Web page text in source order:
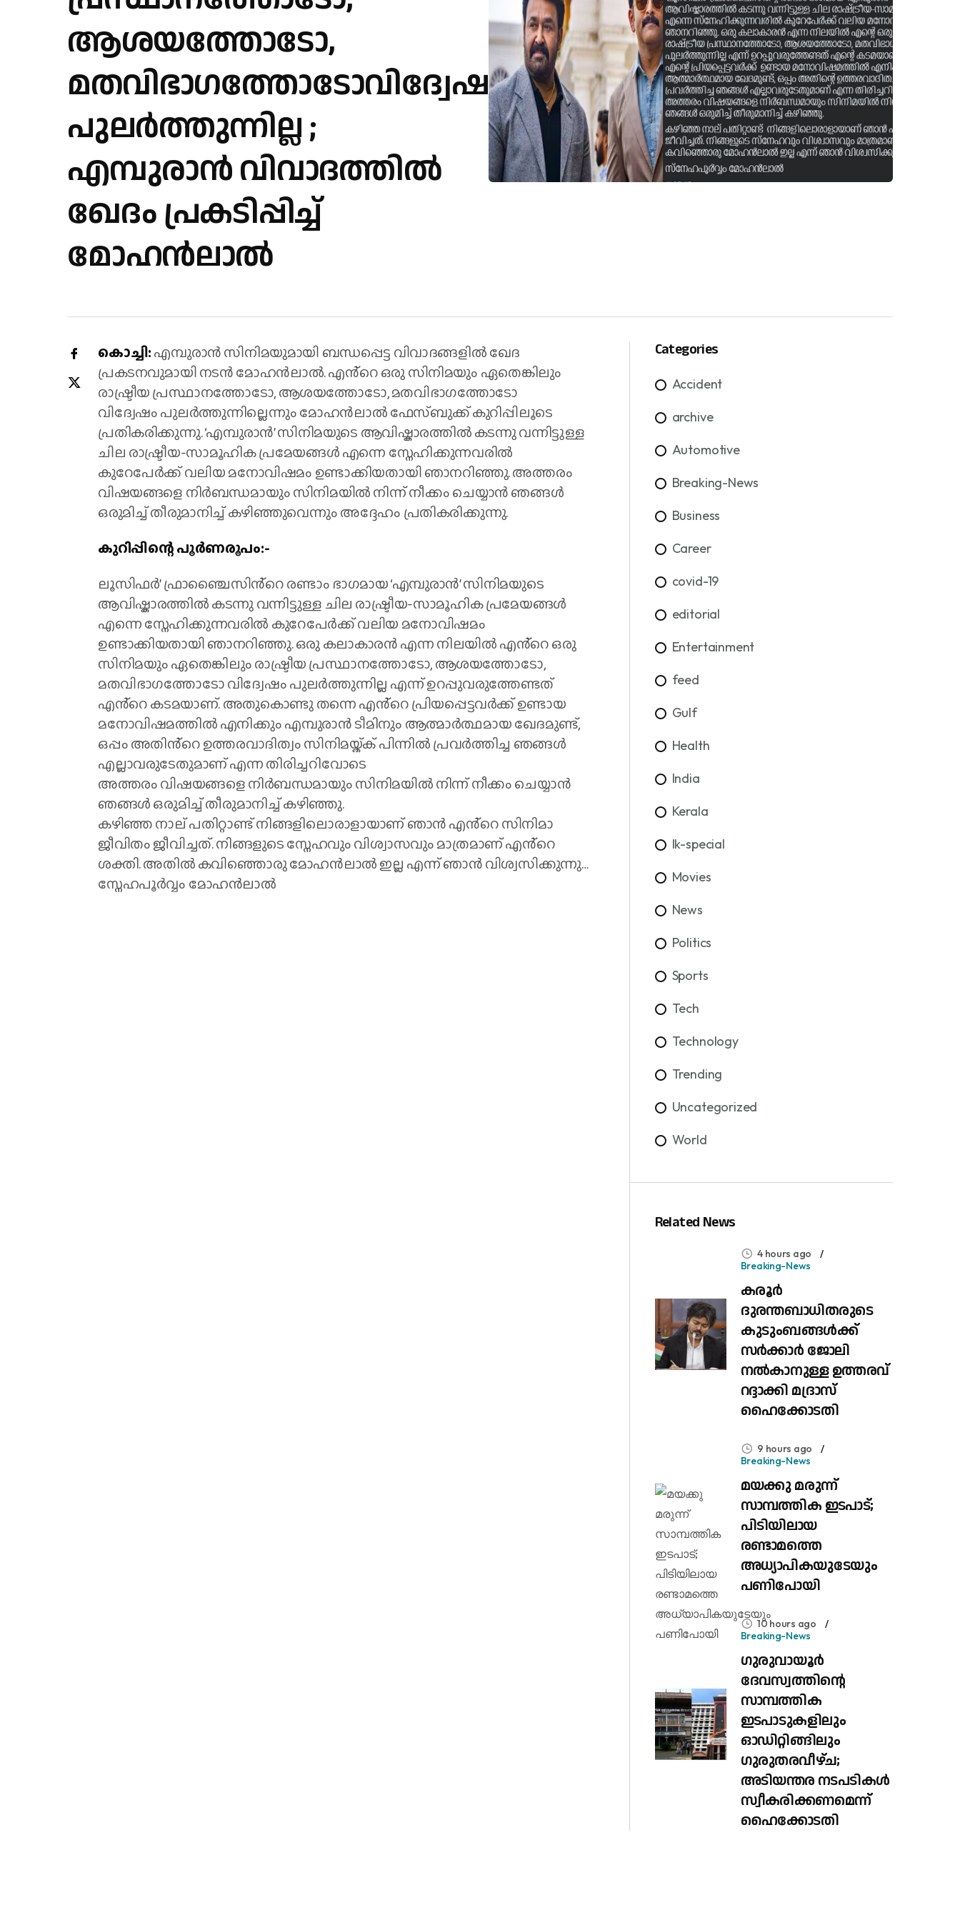
ആശയത്തോടോ,
മതവിഭാഗത്തോടോവിദ്വേഷം
പുലർത്തുന്നില്ല ;
എമ്പുരാൻ വിവാദത്തിൽ
ഖേദം പ്രകടിപ്പിച്ച്
മോഹൻലാൽ
കൊച്ചി:എമ്പുരാൻ സിനിമയുമായി ബന്ധപ്പെട്ട വിവാദങ്ങളിൽ ഖേദ
പ്രകടനവുമായി നടൻ മോഹൻലാൽ. എൻ്റെ ഒരു സിനിമയും ഏതെങ്കിലും
രാഷ്ട്രീയ പ്രസ്ഥാനത്തോടോ, ആശയത്തോടോ, മതവിഭാഗത്തോടോ
വിദ്വേഷം പുലർത്തുന്നില്ലെന്നും മോഹൻലാൽ ഫേസ്ബുക്ക് കുറിപ്പിലൂടെ
പ്രതികരിക്കുന്നു. ‘എമ്പുരാൻ’ സിനിമയുടെ ആവിഷ്കാരത്തിൽ കടന്നു വന്നിട്ടുള്ള
ചില രാഷ്ട്രീയ-സാമൂഹിക പ്രമേയങ്ങൾ എന്നെ സ്നേഹിക്കുന്നവരിൽ
കുറേപേർക്ക് വലിയ മനോവിഷമം ഉണ്ടാക്കിയതായി ഞാനറിഞ്ഞു. അത്തരം
വിഷയങ്ങളെ നിർബന്ധമായും സിനിമയിൽ നിന്ന് നീക്കം ചെയ്യാൻ ഞങ്ങൾ
ഒരുമിച്ച് തീരുമാനിച്ച് കഴിഞ്ഞുവെന്നും അദ്ദേഹം പ്രതികരിക്കുന്നു.
കുറിപ്പിന്റെ പൂർണരൂപം:-
ലൂസിഫർ’ ഫ്രാഞ്ചൈസിൻ്റെ രണ്ടാം ഭാഗമായ ‘എമ്പുരാൻ’ സിനിമയുടെ
ആവിഷ്കാരത്തിൽ കടന്നു വന്നിട്ടുള്ള ചില രാഷ്ട്രീയ-സാമൂഹിക പ്രമേയങ്ങൾ
എന്നെ സ്നേഹിക്കുന്നവരിൽ കുറേപേർക്ക് വലിയ മനോവിഷമം
ഉണ്ടാക്കിയതായി ഞാനറിഞ്ഞു. ഒരു കലാകാരൻ എന്ന നിലയിൽ എൻ്റെ ഒരു
സിനിമയും ഏതെങ്കിലും രാഷ്ട്രീയ പ്രസ്ഥാനത്തോടോ, ആശയത്തോടോ,
മതവിഭാഗത്തോടോ വിദ്വേഷം പുലർത്തുന്നില്ല എന്ന് ഉറപ്പുവരുത്തേണ്ടത്
എൻ്റെ കടമയാണ്. അതുകൊണ്ടു തന്നെ എൻ്റെ പ്രിയപ്പെട്ടവർക്ക് ഉണ്ടായ
മനോവിഷമത്തിൽ എനിക്കും എമ്പുരാൻ ടീമിനും ആത്മാർത്ഥമായ ഖേദമുണ്ട്,
ഒപ്പം അതിൻ്റെ ഉത്തരവാദിത്വം സിനിമയ്ക്ക് പിന്നിൽ പ്രവർത്തിച്ച ഞങ്ങൾ
എല്ലാവരുടേതുമാണ് എന്ന തിരിച്ചറിവോടെ
അത്തരം വിഷയങ്ങളെ നിർബന്ധമായും സിനിമയിൽ നിന്ന് നീക്കം ചെയ്യാൻ
ഞങ്ങൾ ഒരുമിച്ച് തീരുമാനിച്ച് കഴിഞ്ഞു.
കഴിഞ്ഞ നാല് പതിറ്റാണ്ട് നിങ്ങളിലൊരാളായാണ് ഞാൻ എൻ്റെ സിനിമാ
ജീവിതം ജീവിച്ചത്. നിങ്ങളുടെ സ്നേഹവും വിശ്വാസവും മാത്രമാണ് എൻ്റെ
ശക്തി. അതിൽ കവിഞ്ഞൊരു മോഹൻലാൽ ഇല്ല എന്ന് ഞാൻ വിശ്വസിക്കുന്നു…
സ്നേഹപൂർവ്വം മോഹൻലാൽ
Categories
Accident
archive
Automotive
Breaking-News
Business
Career
covid-19
editorial
Entertainment
feed
Gulf
Health
India
Kerala
lk-special
Movies
News
Politics
Sports
Tech
Technology
Trending
Uncategorized
World
Related News
4 hours ago
Breaking-News
കരൂർ
ദുരന്തബാധിതരുടെ
കുടുംബങ്ങൾക്ക്
സർക്കാർ ജോലി
നൽകാനുള്ള ഉത്തരവ്
റദ്ദാക്കി മദ്രാസ്
ഹൈക്കോടതി
9 hours ago
Breaking-News
മയക്കു മരുന്ന്
സാമ്പത്തിക ഇടപാട്;
പിടിയിലായ
രണ്ടാമത്തെ
അധ്യാപികയുടേയും
പണിപോയി
10 hours ago
Breaking-News
ഗുരുവായൂർ
ദേവസ്വത്തിന്റെ
സാമ്പത്തിക
ഇടപാടുകളിലും
ഓഡിറ്റിങ്ങിലും ​
ഗുരുതരവീഴ്ച;
അടിയന്തര നടപടികൾ
സ്വീകരിക്കണമെന്ന്
ഹൈക്കോടതി